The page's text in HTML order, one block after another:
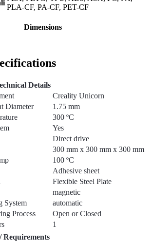
PLA-CF, PA-CF, PET-CF
Dimensions
Details
Creality Unicorn
Diameter
1.75 mm
300 ºC
Yes
Direct drive
300 mm x 300 mm x 300 mm
100 ºC
Adhesive sheet
Flexible Steel Plate
magnetic
System
automatic
Process
Open or Closed
1
Requirements